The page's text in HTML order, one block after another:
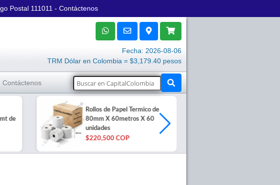
Postal 111011 - Contáctenos
Fecha: 2026-08-06
TRM Dólar en Colombia = $3,179.40 pesos
Contáctenos
de
Rollos de Papel Termico de
80mm X 60metros X 60
unidades
$220,500 COP